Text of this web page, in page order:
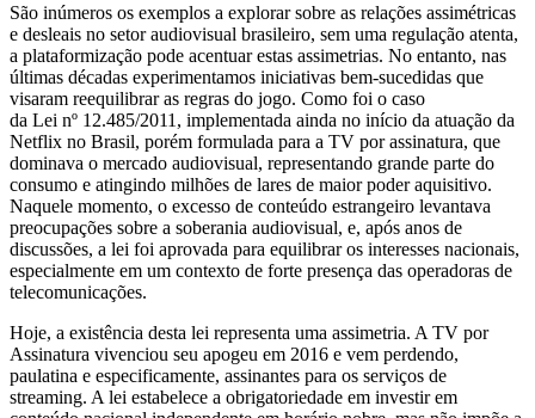
São inúmeros os exemplos a explorar sobre as relações assimétricas
e desleais no setor audiovisual brasileiro, sem uma regulação atenta,
a plataformização pode acentuar estas assimetrias. No entanto, nas
últimas décadas experimentamos iniciativas bem-sucedidas que
visaram reequilibrar as regras do jogo. Como foi o caso
da Lei nº 12.485/2011, implementada ainda no início da atuação da
Netflix no Brasil, porém formulada para a TV por assinatura, que
dominava o mercado audiovisual, representando grande parte do
consumo e atingindo milhões de lares de maior poder aquisitivo.
Naquele momento, o excesso de conteúdo estrangeiro levantava
preocupações sobre a soberania audiovisual, e, após anos de
discussões, a lei foi aprovada para equilibrar os interesses nacionais,
especialmente em um contexto de forte presença das operadoras de
telecomunicações.
Hoje, a existência desta lei representa uma assimetria. A TV por
Assinatura vivenciou seu apogeu em 2016 e vem perdendo,
paulatina e especificamente, assinantes para os serviços de
streaming. A lei estabelece a obrigatoriedade em investir em